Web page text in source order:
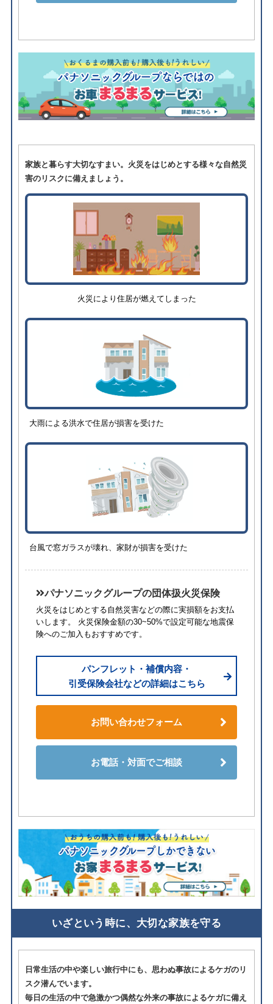
家族と暮らす大切なすまい。火災をはじめとする様々な自然災
害のリスクに備えましょう。
火災により住居が燃えてしまった
大雨による洪水で住居が損害を受けた
台風で窓ガラスが壊れ、家財が損害を受けた
パナソニックグループの団体扱火災保険
火災をはじめとする自然災害などの際に実損額をお支払
いします。 火災保険金額の30~50%で設定可能な地震保
険へのご加入もおすすめです。
パンフレット・補償内容・
引受保険会社などの詳細はこちら
お問い合わせフォーム
お電話・対面でご相談
いざという時に、大切な家族を守る
日常生活の中や楽しい旅行中にも、思わぬ事故によるケガのリ
スク潜んでいます。
毎日の生活の中で急激かつ偶然な外来の事故によるケガに備え